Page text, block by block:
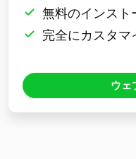
無料のインスト
完全にカスタマ
ウェ